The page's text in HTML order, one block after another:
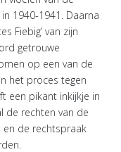
1940-1941. Daarna
Fiebig’ van zijn
getrouwe
op een van de
het proces tegen
een pikant inkijkje in
de rechten van de
de rechtspraak